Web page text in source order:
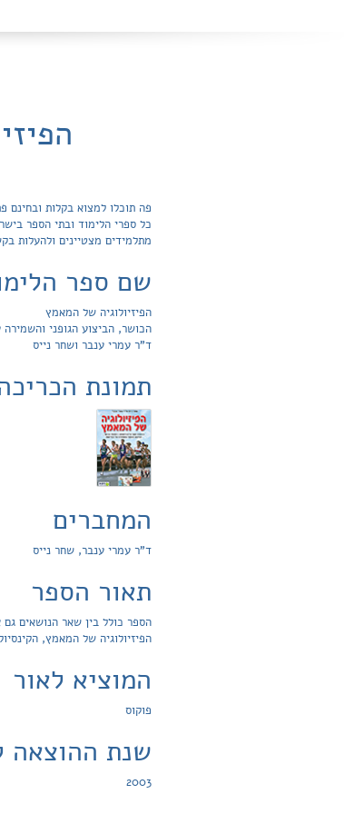
מתלמידים מצטיינים ולהעלות
שם ספר
הפיזיולוגיה של המאמץ
הכושר, הביצוע הגופני והשמירה
ד"ר עמרי ענבר ושחר נייס
תמונת
המחברים
ד"ר עמרי ענבר, שחר נייס
תאור הספר
הפיזיולוגיה של המאמץ,
המוציא לאור
פוקוס
שנת ההוצאה
2003